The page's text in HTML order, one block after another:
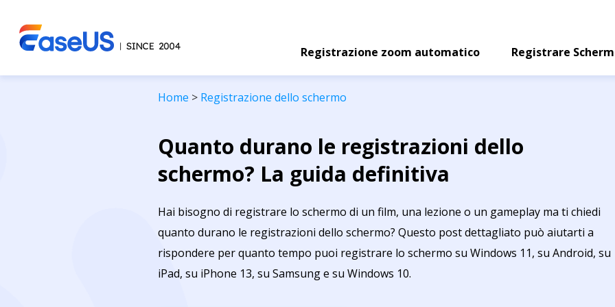
Registrazione zoom automatico Registrare
Home > Registrazione dello schermo
Quanto durano le registrazioni dello
schermo? La guida definitiva
Hai bisogno di registrare lo schermo di un film, una lezione o un gameplay ma ti chiedi
quanto durano le registrazioni dello schermo? Questo post dettagliato può aiutarti a
rispondere per quanto tempo puoi registrare lo schermo su Windows 11, su Android, su
iPad, su iPhone 13, su Samsung e su Windows 10.